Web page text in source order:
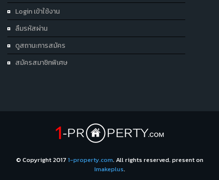
Login เข้าใช้งาน
ลืมรหัสผ่าน
ดูสถานะการสมัคร
สมัครสมาชิกพิเศษ
© Copyright 2017 1-property.com. All rights reserved. present on
Imakeplus.